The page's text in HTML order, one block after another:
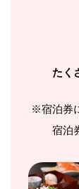
たく
※宿泊券
宿泊